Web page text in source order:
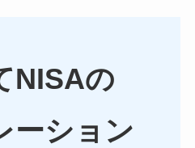
NISAの
ーション